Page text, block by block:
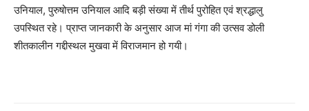
उनियाल, पुरुषोत्तम उनियाल आदि बड़ी संख्या में तीर्थ पुरोहित एवं श्रद्धालु
उपस्थित रहे। प्राप्त जानकारी के अनुसार आज मां गंगा की उत्सव डोली
शीतकालीन गद्दीस्थल मुखवा में विराजमान हो गयी।